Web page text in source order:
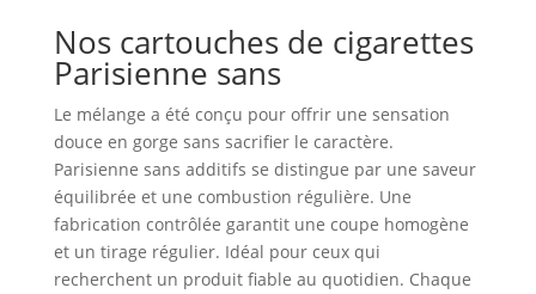
Nos cartouches de cigarettes
Parisienne sans
Le mélange a été conçu pour offrir une sensation
douce en gorge sans sacrifier le caractère.
Parisienne sans additifs se distingue par une saveur
équilibrée et une combustion régulière. Une
fabrication contrôlée garantit une coupe homogène
et un tirage régulier. Idéal pour ceux qui
recherchent un produit fiable au quotidien. Chaque